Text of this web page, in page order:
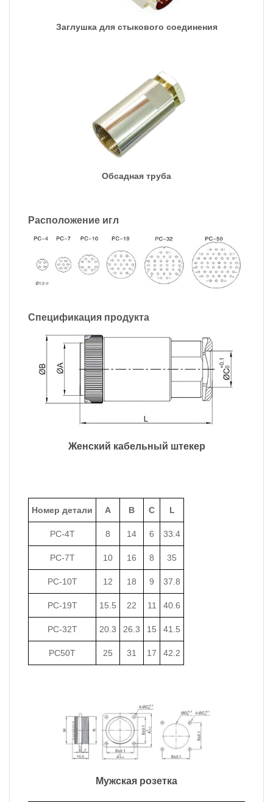
Заглушка для стыкового соединения
Обсадная труба
Расположение игл
Спецификация продукта
Женский кабельный штекер
Номер детали A B C L
PC-4T 8 14 6 33.4
PC-7T 10 16 8 35
PC-10T 12 18 9 37.8
PC-19T 15.5 22 11 40.6
PC-32T 20.3 26.3 15 41.5
PC50T 25 31 17 42.2
Мужская розетка